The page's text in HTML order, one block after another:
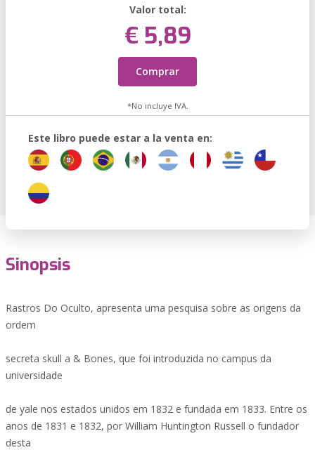
Valor total:
€ 5,89
Comprar
*No incluye IVA.
Este libro puede estar a la venta en:
Sinopsis
Rastros Do Oculto, apresenta uma pesquisa sobre as origens da
ordem
secreta skull a & Bones, que foi introduzida no campus da
universidade
de yale nos estados unidos em 1832 e fundada em 1833. Entre os
anos de 1831 e 1832, por William Huntington Russell o fundador
desta